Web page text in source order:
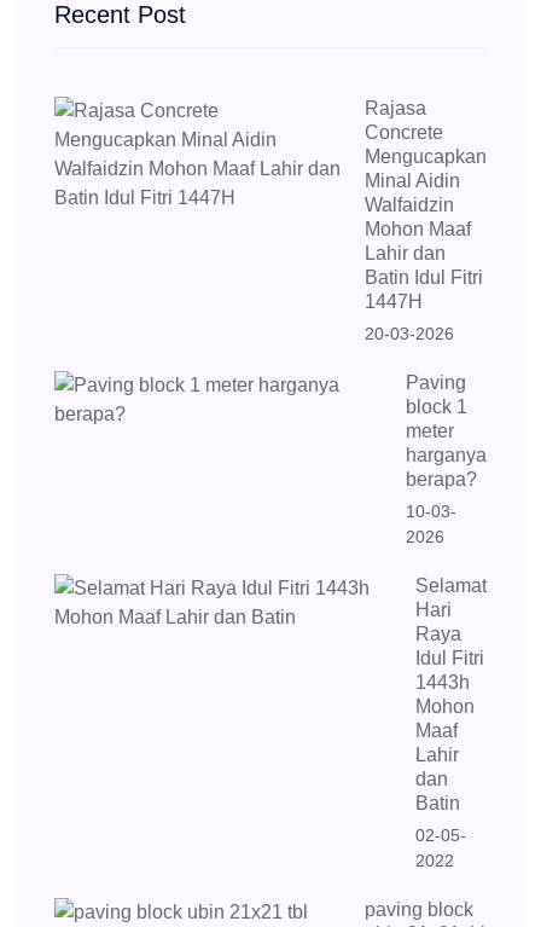
Recent Post
Rajasa
Concrete
Mengucapkan
Minal Aidin
Walfaidzin
Mohon Maaf
Lahir dan
Batin Idul Fitri
1447H
20-03-2026
Paving
block 1
meter
harganya
berapa?
10-03-
2026
Selamat
Hari
Raya
Idul Fitri
1443h
Mohon
Maaf
Lahir
dan
Batin
02-05-
2022
paving block